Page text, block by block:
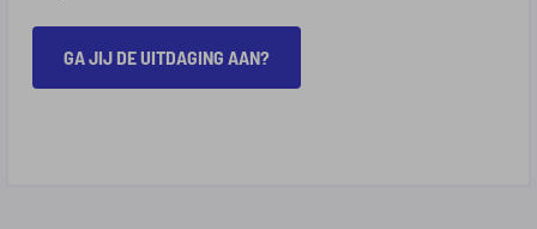
GA JIJ DE UITDAGING AAN?